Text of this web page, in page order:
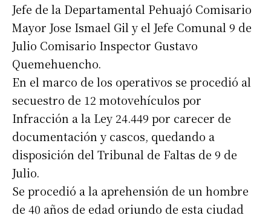
Jefe de la Departamental Pehuajó Comisario
Mayor Jose Ismael Gil y el Jefe Comunal 9 de
Julio Comisario Inspector Gustavo
Quemehuencho.
En el marco de los operativos se procedió al
secuestro de 12 motovehículos por
Infracción a la Ley 24.449 por carecer de
documentación y cascos, quedando a
disposición del Tribunal de Faltas de 9 de
Julio.
Se procedió a la aprehensión de un hombre
de 40 años de edad oriundo de esta ciudad